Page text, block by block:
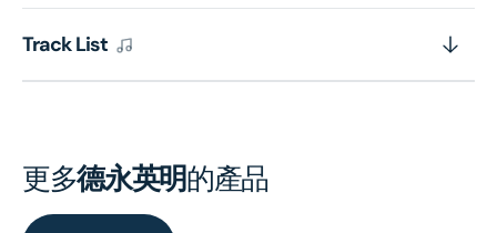
日
本
日
本
Track List
更多德永英明的產品